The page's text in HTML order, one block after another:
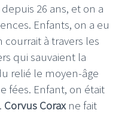
26 ans, et on a
Enfants, on a eu
à travers les
qui sauvaient la
relié le moyen-âge
fées. Enfant, on était
Corvus Corax ne fait